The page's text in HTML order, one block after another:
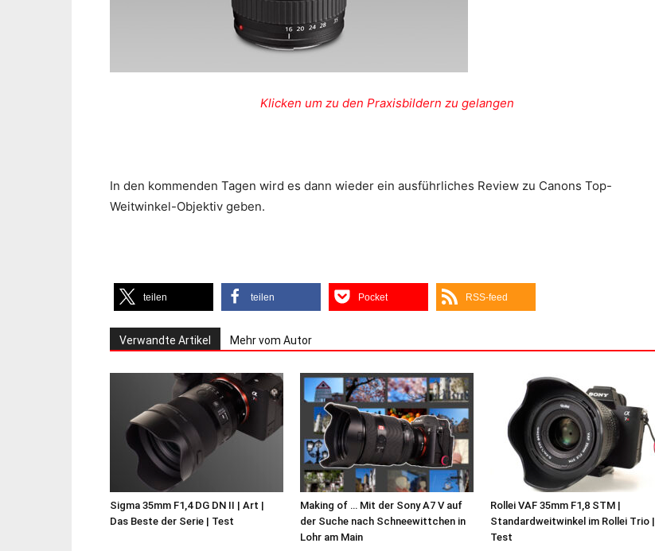
Klicken um zu den Praxisbildern zu gelangen
In den kommenden Tagen wird es dann wieder ein ausführliches Review zu Canons Top-
Weitwinkel-Objektiv geben.
teilen teilen Pocket RSS-feed
Verwandte Artikel Mehr vom Autor
Sigma 35mm F1,4 DG DN II | Art |
Das Beste der Serie | Test
Making of … Mit der Sony A7 V auf
der Suche nach Schneewittchen in
Lohr am Main
Rollei VAF 35mm F1,8 STM |
Standardweitwinkel im Rollei Trio |
Test